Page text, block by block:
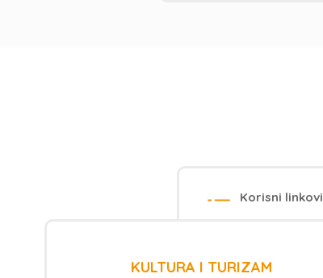
Korisni linkovi
KULTURA I TURIZAM